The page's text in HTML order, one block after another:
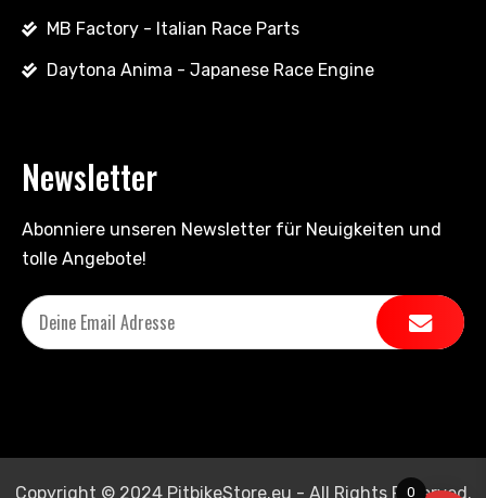
MB Factory - Italian Race Parts
Daytona Anima - Japanese Race Engine
Newsletter
Abonniere unseren Newsletter für Neuigkeiten und
tolle Angebote!
Copyright © 2024 PitbikeStore.eu - All Rights Reserved.
0